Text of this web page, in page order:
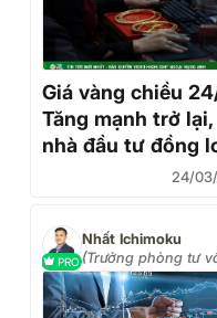
Giá vàng chiều
Tăng mạnh trở lại,
nhà đầu tư đồng
"quay xe" làm24/
PRO
Nhất Ichimoku
(Trưởng phòng tư
đầu tư VPS)